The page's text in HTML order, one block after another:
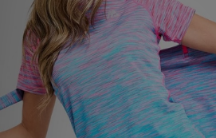
Voetbal
Sports
Merken
Vind een winkel